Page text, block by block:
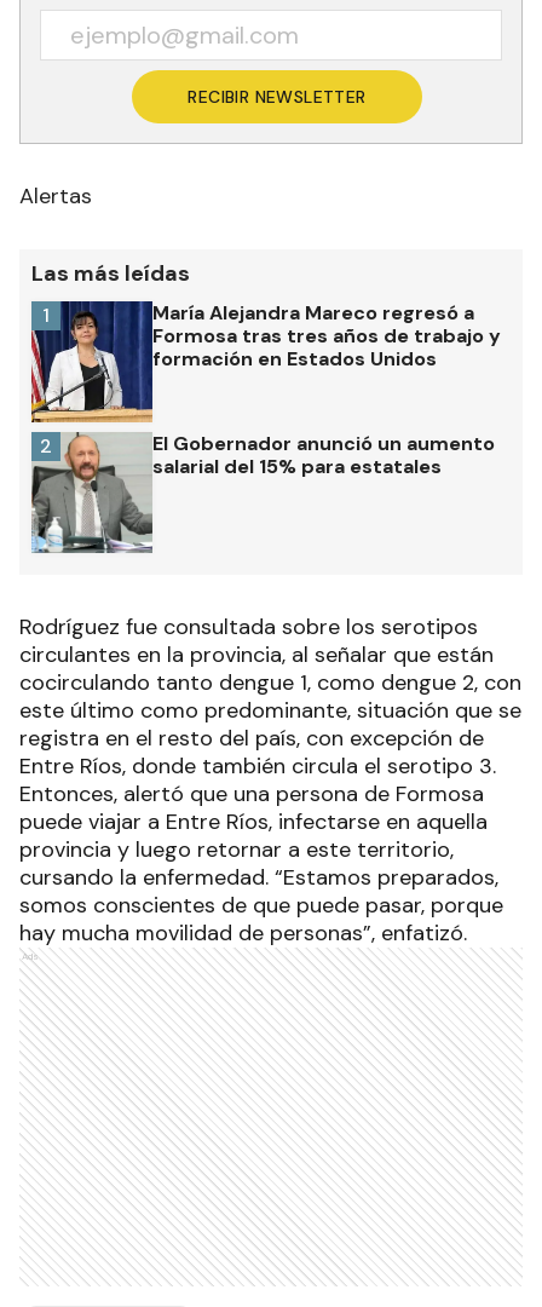
RECIBIR NEWSLETTER
Alertas
Las más leídas
María Alejandra Mareco regresó a
Formosa tras tres años de trabajo y
formación en Estados Unidos
1
El Gobernador anunció un aumento
salarial del 15% para estatales
2
Rodríguez fue consultada sobre los serotipos
circulantes en la provincia, al señalar que están
cocirculando tanto dengue 1, como dengue 2, con
este último como predominante, situación que se
registra en el resto del país, con excepción de
Entre Ríos, donde también circula el serotipo 3.
Entonces, alertó que una persona de Formosa
puede viajar a Entre Ríos, infectarse en aquella
provincia y luego retornar a este territorio,
cursando la enfermedad. “Estamos preparados,
somos conscientes de que puede pasar, porque
hay mucha movilidad de personas”, enfatizó.
Ads